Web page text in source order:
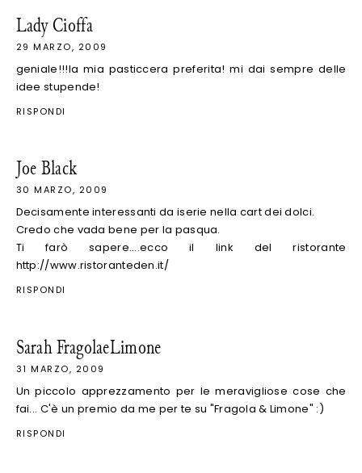
Lady Cioffa
29 MARZO, 2009
geniale!!!la mia pasticcera preferita! mi dai sempre delle
idee stupende!
RISPONDI
Joe Black
30 MARZO, 2009
Decisamente interessanti da iserie nella cart dei dolci.
Credo che vada bene per la pasqua.
Ti farò sapere....ecco il link del ristorante
http://www.ristoranteden.it/
RISPONDI
Sarah FragolaeLimone
31 MARZO, 2009
Un piccolo apprezzamento per le meravigliose cose che
fai... C'è un premio da me per te su "Fragola & Limone" :)
RISPONDI